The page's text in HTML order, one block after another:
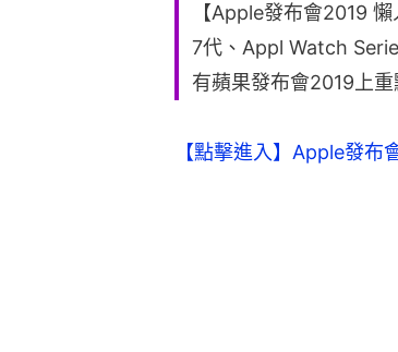
【Apple發布會2019
7代、Appl Watch
有蘋果發布會2019上
【點擊進入】Apple發布